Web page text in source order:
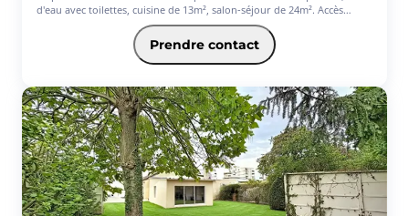
d'eau avec toilettes, cuisine de 13m², salon-séjour de 24m². Accès
direct à la véranda de 33m² exposée sud-ouest avec cheminée, offrant
un véritable prolongement de la pièce de vie. A l'étage, nous
retrouvons un dégagement avec placard desservant une salle d'eau
avec toilettes et trois chambres. Garage avec rangement intégré sous
vis-à-vis, au calme. Rafraichissement à prévoir.
Prendre contact